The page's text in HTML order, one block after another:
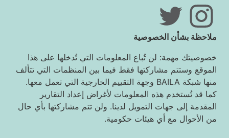
ملاحظة بشأن الخصوصية
خصوصيتك مهمة: لن تُباع المعلومات التي تُدخلها على هذا
الموقع وستتم مشاركتها فقط فيما بين المنظمات التي تتألف
منها شبكة BAILA وجهة التقييم الخارجية التي تعمل معها.
كما قد تُستخدم هذه المعلومات لأغراض إعداد التقارير
المقدمة إلى جهات التمويل لدينا. ولن تتم مشاركتها بأي حال
من الأحوال مع أي هيئات حكومية.